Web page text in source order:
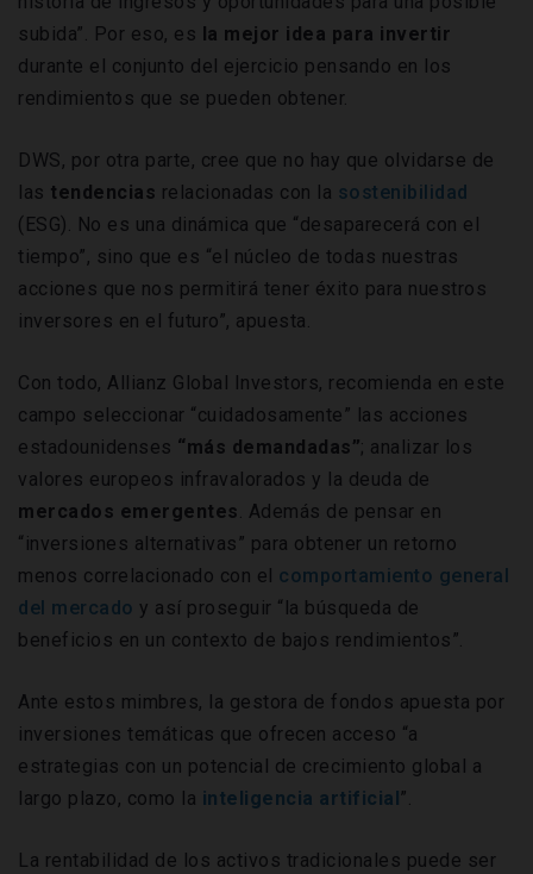
subida”. Por eso, es la mejor idea para invertir
durante el conjunto del ejercicio pensando en los
rendimientos que se pueden obtener.
DWS, por otra parte, cree que no hay que olvidarse de
las tendencias relacionadas con la sostenibilidad
(ESG). No es una dinámica que “desaparecerá con el
tiempo”, sino que es “el núcleo de todas nuestras
acciones que nos permitirá tener éxito para nuestros
inversores en el futuro”, apuesta.
Con todo, Allianz Global Investors, recomienda en este
campo seleccionar “cuidadosamente” las acciones
estadounidenses “más demandadas”; analizar los
valores europeos infravalorados y la deuda de
mercados emergentes. Además de pensar en
“inversiones alternativas” para obtener un retorno
menos correlacionado con el comportamiento general
del mercado y así proseguir “la búsqueda de
beneficios en un contexto de bajos rendimientos”.
Ante estos mimbres, la gestora de fondos apuesta por
inversiones temáticas que ofrecen acceso “a
estrategias con un potencial de crecimiento global a
largo plazo, como la inteligencia artificial ”.
La rentabilidad de los activos tradicionales puede ser